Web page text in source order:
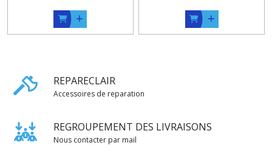
REPARECLAIR
Accessoires de reparation
REGROUPEMENT DES LIVRAISONS
Nous contacter par mail